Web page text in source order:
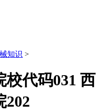
知识 >
校代码031 西
202